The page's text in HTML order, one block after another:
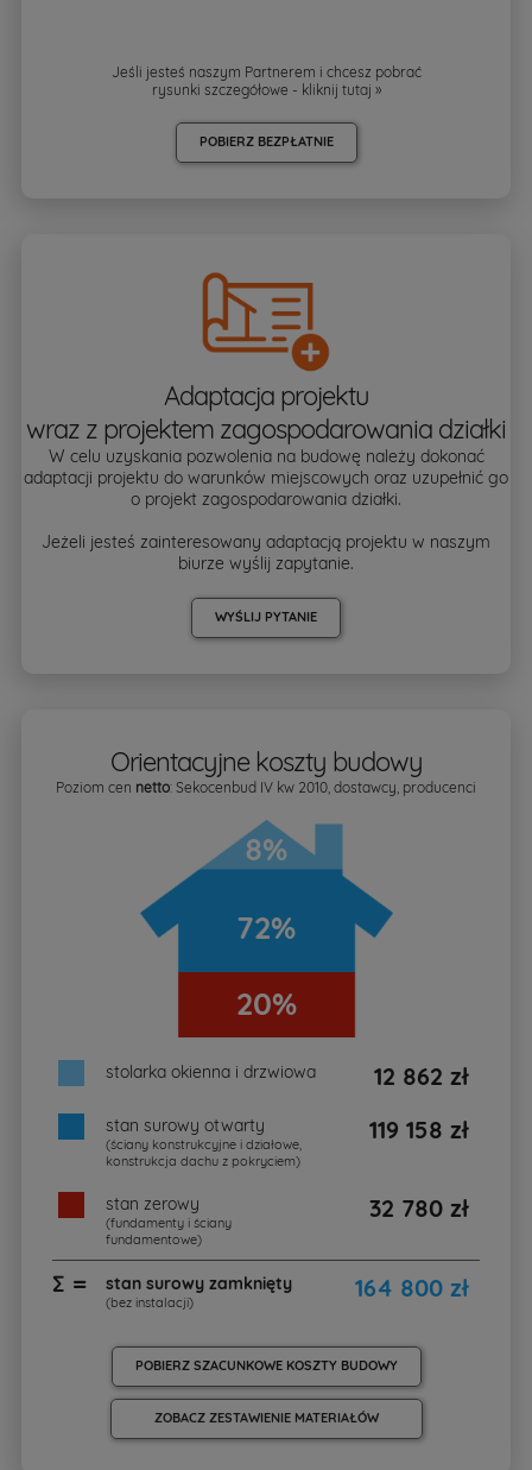
Jeśli jesteś naszym Partnerem i chcesz pobrać
rysunki szczegółowe - kliknij tutaj »
POBIERZ BEZPŁATNIE
Adaptacja projektu
wraz z projektem zagospodarowania działki
W celu uzyskania pozwolenia na budowę należy dokonać
adaptacji projektu do warunków miejscowych oraz uzupełnić go
o projekt zagospodarowania działki.
Jeżeli jesteś zainteresowany adaptacją projektu w naszym
biurze wyślij zapytanie.
WYŚLIJ PYTANIE
Orientacyjne koszty budowy
Poziom cen netto: Sekocenbud IV kw 2010, dostawcy, producenci
8%
72%
20%
stolarka okienna i drzwiowa 12 862 zł
stan surowy otwarty
(ściany konstrukcyjne i działowe,
konstrukcja dachu z pokryciem)
119 158 zł
stan zerowy
(fundamenty i ściany
fundamentowe)
32 780 zł
∑ = stan surowy zamknięty
(bez instalacji) 164 800 zł
POBIERZ SZACUNKOWE KOSZTY BUDOWY
ZOBACZ ZESTAWIENIE MATERIAŁÓW